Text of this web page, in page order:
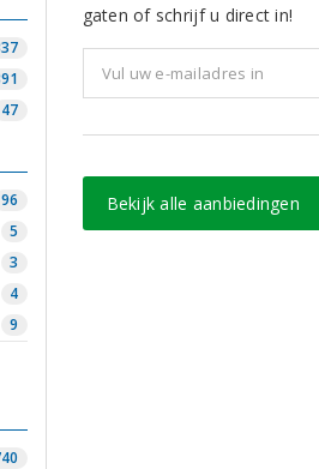
47
96
5
3
4
9
gaten of schrijf u direct in!
Bekijk alle aanbiedingen